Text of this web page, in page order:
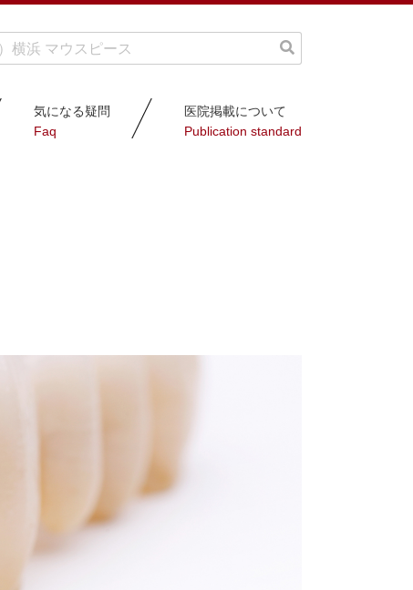
気になる疑問
Faq
医院掲載について
Publication standard